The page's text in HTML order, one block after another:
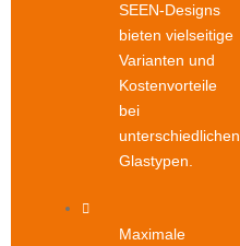
SEEN-Designs
bieten vielseitige
Varianten und
Kostenvorteile
bei
unterschiedlichen
Glastypen.
Maximale